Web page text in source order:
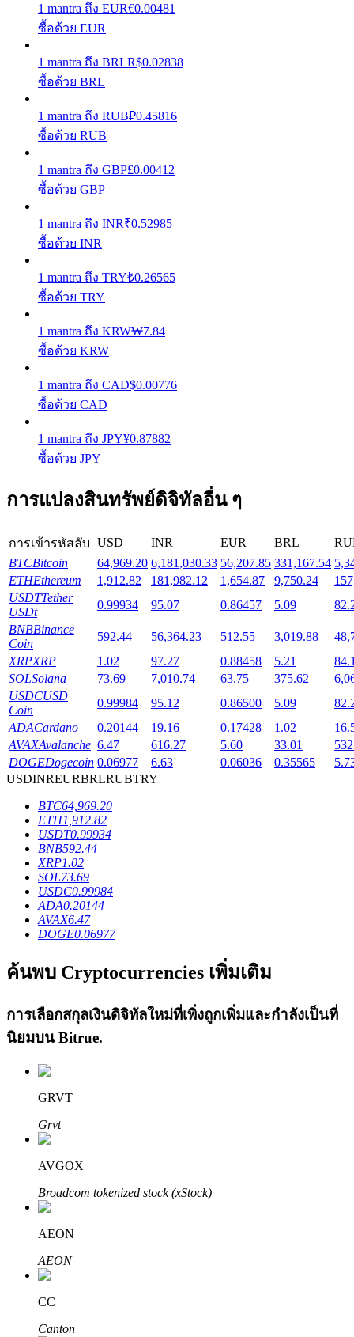
รับรางวัลการแข่งขันทุกวัน
การปักหลัก
ผลตอบแทนสูงและเข้าถึงได้ทันที
Launchpool
การล็อค BTR
การลงทุนพิเศษสำหรับผู้ถือ BTR
บริการยืมเงินที่ได้รับการสนับสนุนจาก Crypto
คว้าผลกำไรระยะยาวและผลประโยชน์ที่ยืดหยุ่น
เรียนรู้ Staking
1 mantra ถึง EUR€0.00481
ซื้อด้วย EUR
1 mantra ถึง BRLR$0.02838
ซื้อด้วย BRL
1 mantra ถึง RUB₽0.45816
ซื้อด้วย RUB
1 mantra ถึง GBP£0.00412
ซื้อด้วย GBP
1 mantra ถึง INR₹0.52985
ซื้อด้วย INR
1 mantra ถึง TRY₺0.26565
ซื้อด้วย TRY
1 mantra ถึง KRW₩7.84
ซื้อด้วย KRW
1 mantra ถึง CAD$0.00776
ซื้อด้วย CAD
1 mantra ถึง JPY¥0.87882
ซื้อด้วย JPY
การแปลงสินทรัพย์ดิจิทัลอื่น ๆ
การเข้ารหัสลับ USD INR EUR BRL
BTCBitcoin 64,969.20 6,181,030.33 56,207.85 331,167.54
ETHEthereum 1,912.82 181,982.12 1,654.87 9,750.24
USDTTether
USDt
0.99934 95.07 0.86457 5.09
BNBBinance
Coin
592.44 56,364.23 512.55 3,019.88
XRPXRP 1.02 97.27 0.88458 5.21
SOLSolana 73.69 7,010.74 63.75 375.62
USDCUSD
Coin
0.99984 95.12 0.86500 5.09
ADACardano 0.20144 19.16 0.17428 1.02
AVAXAvalanche 6.47 616.27 5.60 33.01
DOGEDogecoin 0.06977 6.63 0.06036 0.35565
USDINREURBRLRUBTRY
BTC64,969.20
ETH1,912.82
USDT0.99934
BNB592.44
XRP1.02
SOL73.69
USDC0.99984
ADA0.20144
AVAX6.47
DOGE0.06977
ค้นพบ Cryptocurrencies เพิ่มเติม
การเลือกสกุลเงินดิจิทัลใหม่ที่เพิ่งถูกเพิ่มและกำลังเป็นที่
นิยมบน Bitrue.
GRVT
Grvt
AVGOX
Broadcom tokenized stock (xStock)
AEON
AEON
CC
Canton